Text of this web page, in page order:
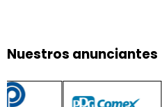
Nuestros anunciantes